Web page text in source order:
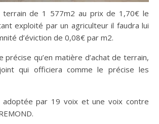
terrain de 1 577m2 au prix de 1,70€ le
exploité par un agriculteur il faudra lui
d’éviction de 0,08€ par m2.
précise qu’en matière d’achat de terrain,
qui officiera comme le précise les
adoptée par 19 voix et une voix contre